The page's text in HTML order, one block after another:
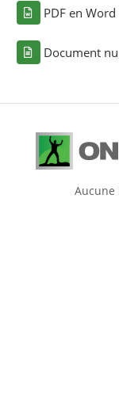
PDF en Word
Document